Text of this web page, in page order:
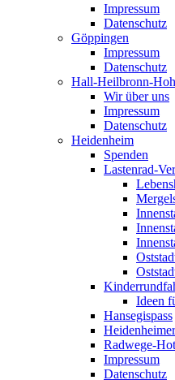
Impressum
Datenschutz
Göppingen
Impressum
Datenschutz
Hall-Heilbronn-
Wir über uns
Impressum
Datenschutz
Heidenheim
Spenden
Lastenrad-
Ideen
Hansegispass
Radwege-
Impressum
Datenschutz